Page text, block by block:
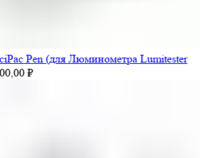
Pen (для Люминометра Lumitester
₽